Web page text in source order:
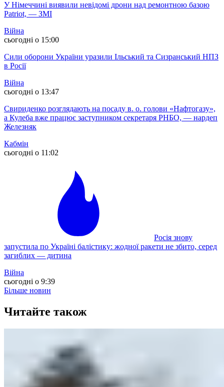
У Німеччині виявили невідомі дрони над ремонтною базою
Patriot, — ЗМІ
Війна
сьогодні о 15:00
Сили оборони України уразили Ільський та Сизранський НПЗ
в Росії
Війна
сьогодні о 13:47
Свириденко розглядають на посаду в. о. голови «Нафтогазу»,
а Кулеба вже працює заступником секретаря РНБО, — нардеп
Железняк
Кабмін
сьогодні о 11:02
Росія знову
запустила по Україні балістику: жодної ракети не збито, серед
загиблих — дитина
Війна
сьогодні о 9:39
Більше новин
Читайте також